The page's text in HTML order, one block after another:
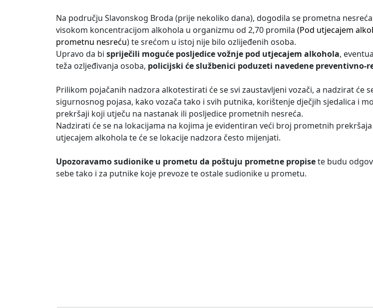
Na području Slavonskog Broda (prije nekoliko dana), dogodila se prometna
visokom koncentracijom alkohola u organizmu od 2,70 promila (Pod utjecajem
prometnu nesreću) te srećom u istoj nije bilo ozlijeđenih osoba.
Upravo da bi spriječili moguće posljedice vožnje pod utjecajem alkohola,
teža ozljeđivanja osoba, policijski će službenici poduzeti navedene preventivno-
Prilikom pojačanih nadzora alkotestirati će se svi zaustavljeni vozači, a nadzirat će
sigurnosnog pojasa, kako vozača tako i svih putnika, korištenje dječjih sjedalica i
prekršaji koji utječu na nastanak ili posljedice prometnih nesreća.
Nadzirati će se na lokacijama na kojima je evidentiran veći broj prometnih
utjecajem alkohola te će se lokacije nadzora često mijenjati.
Upozoravamo sudionike u prometu da poštuju prometne propisete budu
sebe tako i za putnike koje prevoze te ostale sudionike u prometu.